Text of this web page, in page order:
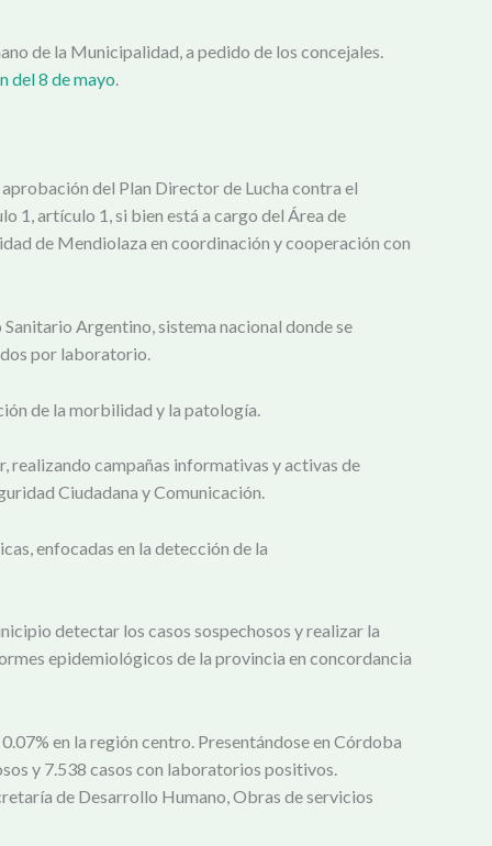
de la Municipalidad, a pedido de los concejales.
del 8 de mayo
del Plan Director de Lucha contra el
1, artículo 1, si bien está a cargo del Área de
de Mendiolaza en coordinación y cooperación con
Argentino, sistema nacional donde se
por laboratorio.
de la morbilidad y la patología.
campañas informativas y activas de
Ciudadana y Comunicación.
enfocadas en la detección de la
detectar los casos sospechosos y realizar la
epidemiológicos de la provincia en concordancia
en la región centro. Presentándose en Córdoba
y 7.538 casos con laboratorios positivos.
de Desarrollo Humano, Obras de servicios